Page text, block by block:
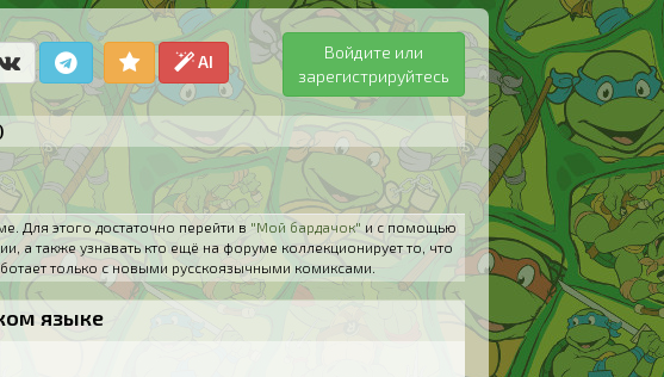
AI
Войдите или
зарегистрируйтесь
Для этого достаточно перейти в "Мой бардачок" и с помощью
а также узнавать кто ещё на форуме коллекционирует то, что
только с новыми русскоязычными комиксами.
языке